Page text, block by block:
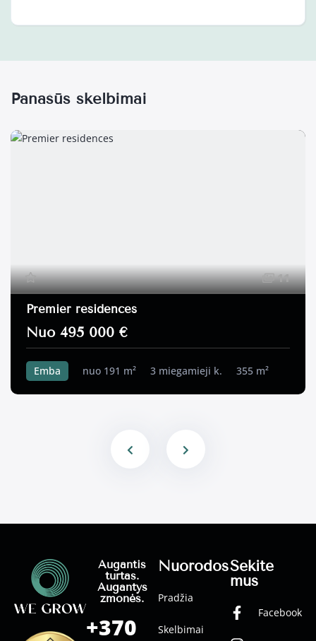
Panašūs skelbimai
11
Premier residences
Nuo 495 000 €
Emba nuo 191 m² 3 miegamieji k. 355 m²
Nuorodos
Pradžia
Skelbimai
Sekite
mus
Facebook
Augantis
turtas.
Augantys
žmonės.
+370